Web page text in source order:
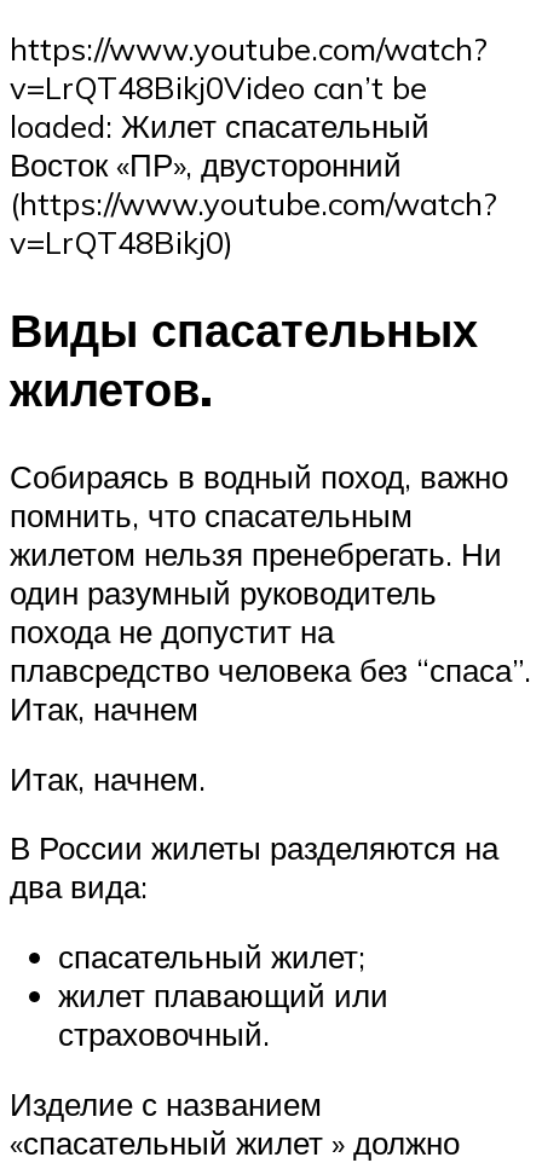
https://www.youtube.com/watch?
v=LrQT48Bikj0Video can’t be
loaded: Жилет спасательный
Восток «ПР», двусторонний
(https://www.youtube.com/watch?
v=LrQT48Bikj0)
Виды спасательных
жилетов.
Собираясь в водный поход, важно
помнить, что спасательным
жилетом нельзя пренебрегать. Ни
один разумный руководитель
похода не допустит на
плавсредство человека без “спаса”.
Итак, начнем
Итак, начнем.
В России жилеты разделяются на
два вида:
спасательный жилет;
жилет плавающий или
страховочный.
Изделие с названием
«спасательный жилет » должно